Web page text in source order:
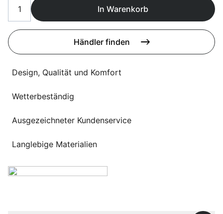
Uber uns
Sprachwahl
In Warenkorb
Händler finden
Design, Qualität und Komfort
Wetterbeständig
Ausgezeichneter Kundenservice
Langlebige Materialien